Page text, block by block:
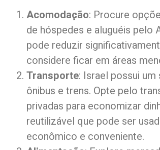
Acomodação: Procure
de hóspedes e aluguéis pelo
pode reduzir
considere ficar em áreas
Transporte: Israel possui
ônibus e trens. Opte pelo
privadas para economizar
reutilizável que pode ser
econômico e conveniente.